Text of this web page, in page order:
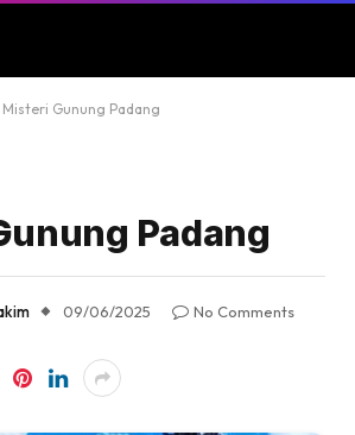
Misteri Gunung Padang
Padang
09/06/2025
No Comments